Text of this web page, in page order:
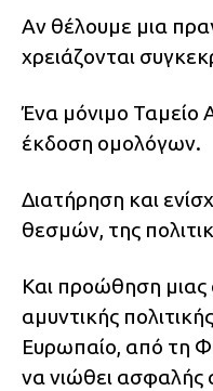
Αν θέλουμε μια
χρειάζονται
Ένα μόνιμο Ταμείο
έκδοση ομολόγων.
Διατήρηση και
θεσμών, της
Και προώθηση μιας
αμυντικής
Ευρωπαίο, από τη
να νιώθει ασφαλής